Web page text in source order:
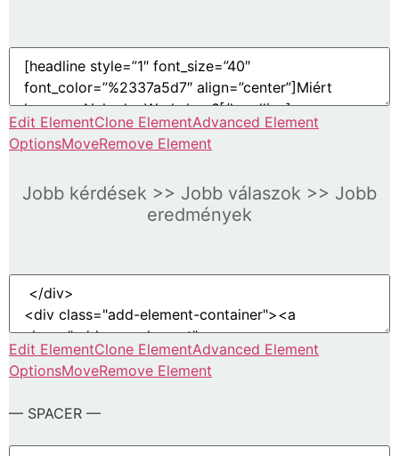
Edit ElementClone ElementAdvanced Element
OptionsMoveRemove Element
Jobb kérdések >> Jobb válaszok >> Jobb
eredmények
Edit ElementClone ElementAdvanced Element
OptionsMoveRemove Element
— SPACER —